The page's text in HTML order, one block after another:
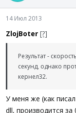
14 Июл 2013
ZlojBoter [?]
Результат -
секунд, однако
кернел32.
У меня же (как
dll, производится за